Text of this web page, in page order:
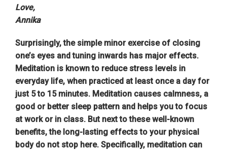
Love,
Annika
Surprisingly, the simple minor exercise of closing
one’s eyes and tuning inwards has major effects.
Meditation is known to reduce stress levels in
everyday life, when practiced at least once a day for
just 5 to 15 minutes. Meditation causes calmness, a
good or better sleep pattern and helps you to focus
at work or in class. But next to these well-known
benefits, the long-lasting effects to your physical
body do not stop here. Specifically, meditation can